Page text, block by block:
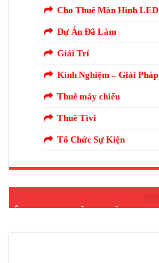
Cho Thuê Màn Hình LED
Dự Án Đã Làm
Giải Trí
Kinh Nghiệm – Giải Pháp
Thuê máy chiếu
Thuê Tivi
Tổ Chức Sự Kiện
ÂM THANH ÁNH SÁNG